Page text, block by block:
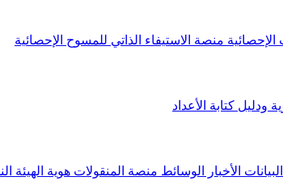
منصة الاستيفاء الذاتي للمسوح الإحصائية
ودليل كتابة الأعداد
الأخبار الوسائط منصة المنقولات هوية الهيئة